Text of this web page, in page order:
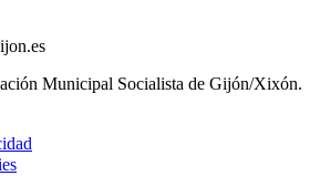
Municipal Socialista de Gijón/Xixón.